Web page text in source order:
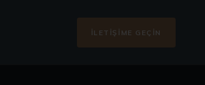
İLETIŞIME GEÇIN